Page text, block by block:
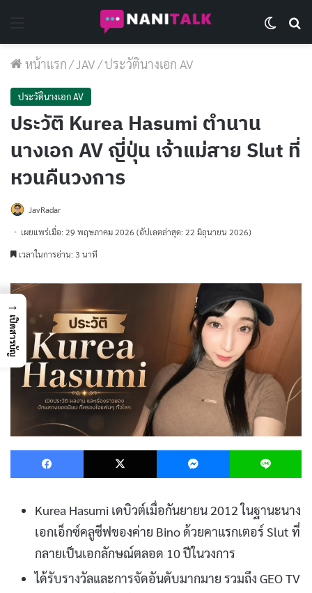
หน้าแรก/JAV/ประวัตินางเอก AV
ประวัตินางเอก AV
ประวัติ Kurea Hasumi ตำนาน
นางเอก AV ญี่ปุ่น เจ้าแม่สาย Slut ที่
หวนคืนวงการ
JavRadar
เผยแพร่เมื่อ: 29 พฤษภาคม 2026 (อัปเดตล่าสุด: 22 มิถุนายน 2026)
เวลาในการอ่าน: 3 นาที
Facebook X Messenger
Kurea Hasumi เดบิวต์เมื่อกันยายน 2012 ในฐานะนาง
เอกเอ็กซ์คลูซีฟของค่าย Bino ด้วยคาแรกเตอร์ Slut ที่
กลายเป็นเอกลักษณ์ตลอด 10 ปีในวงการ
ได้รับรางวัลและการจัดอันดับมากมาย รวมถึง GEO TV
→
เปิดสารบัญ